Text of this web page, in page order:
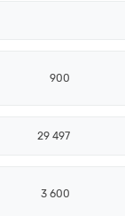
900
29 497
3 600